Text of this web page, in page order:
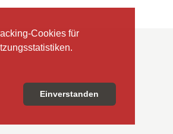
Cookies für
Einverstanden